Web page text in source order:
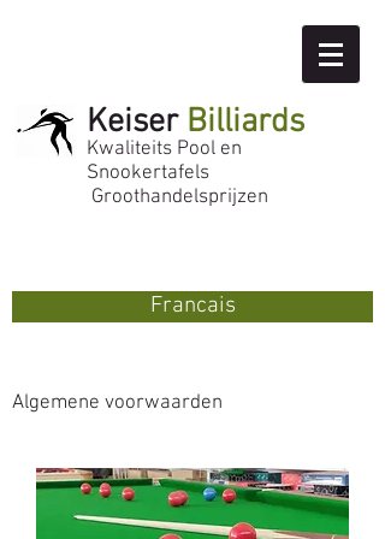
Keiser Billiards
Kwaliteits Pool en
Snookertafels
Groothandelsprijzen
Francais
Algemene voorwaarden